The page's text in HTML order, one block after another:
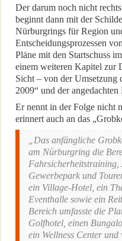
Der darum noch nicht
beginnt dann mit der
Nürburgrings für Region
Entscheidungsprozessen
Pläne mit den Startschuss
einem weiteren Kapitel zur
Sicht – von der Umsetzung
2009“ und der
Er nennt in der Folge nicht
erinnert auch an das
„Das anfängliche
am Nürburgring die
Fahrsicherheitstraining,
Gewerbepark und
ein Village-Hotel, ein
Eventhalle sowie ein
Bereich umfasste die
Golfhotel, einen
ein Wellness Center